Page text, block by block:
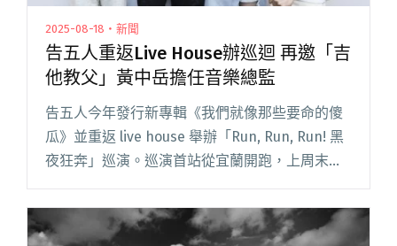
2025-08-18・新聞
告五人重返Live House辦巡迴 再邀「吉
他教父」黃中岳擔任音樂總監
告五人今年發行新專輯《我們就像那些要命的傻
瓜》並重返 live house 舉辦「Run, Run, Run! 黑
夜狂奔」巡演。巡演首站從宜蘭開跑，上周末
（8/16、8/17）抵台北 Legacy TERA 連唱兩場，
兩場共聚四千位歌迷高舉閱讀全文 "告五人重返
Live House辦巡迴 再邀「吉他教父」黃中岳擔任